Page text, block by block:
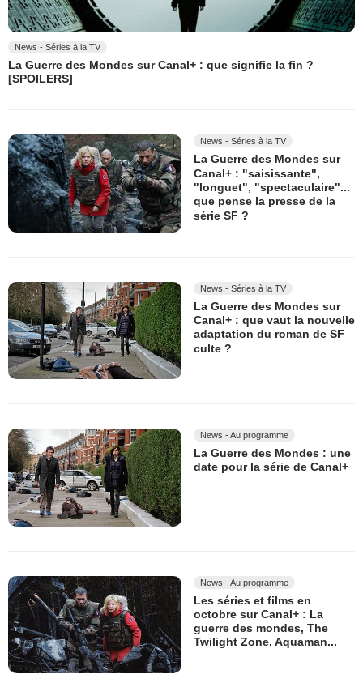
News - Séries à la TV
La Guerre des Mondes sur Canal+ : que signifie la fin ?
[SPOILERS]
News - Séries à la TV
La Guerre des Mondes sur
Canal+ : "saisissante",
"longuet", "spectaculaire"...
que pense la presse de la
série SF ?
News - Séries à la TV
La Guerre des Mondes sur
Canal+ : que vaut la nouvelle
adaptation du roman de SF
culte ?
News - Au programme
La Guerre des Mondes : une
date pour la série de Canal+
News - Au programme
Les séries et films en
octobre sur Canal+ : La
guerre des mondes, The
Twilight Zone, Aquaman...